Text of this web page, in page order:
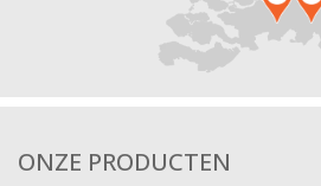
ONZE PRODUCTEN